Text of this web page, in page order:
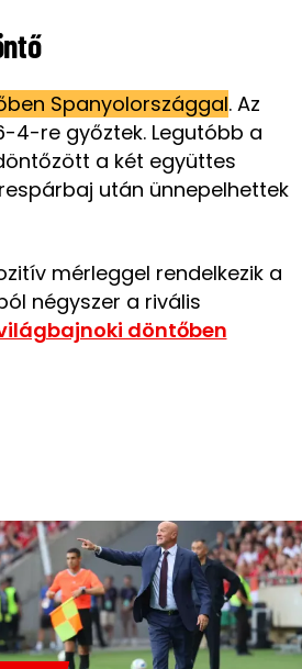
Spanyolországgal. Az
4-re győztek. Legutóbb a
a két együttes
után ünnepelhettek
mérleggel rendelkezik a
négyszer a rivális
döntőben